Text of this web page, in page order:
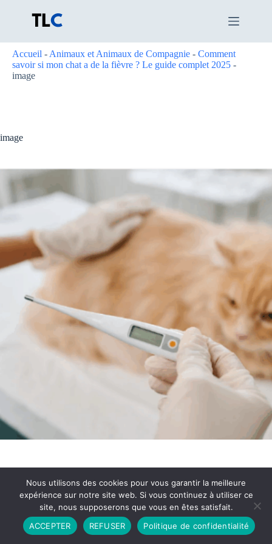
Accueil - Animaux et Animaux de Compagnie - Comment
savoir si mon chat a de la fièvre ? Le guide complet 2025 -
image
image
Partenariat Contact
Politique de Confidentialité
CGU
Copyright © 2026 - Propulsé par DIEUDUDIABLE
Nous utilisons des cookies pour vous garantir la meilleure
expérience sur notre site web. Si vous continuez à utiliser ce
site, nous supposerons que vous en êtes satisfait.
ACCEPTER
REFUSER Politique de confidentialité